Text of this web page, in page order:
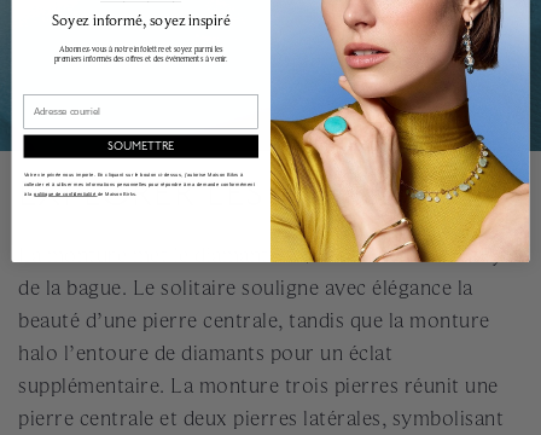
EXPLORER LES MONTURES
La monture met le diamant en valeur et définit le style
de la bague. Le solitaire souligne avec élégance la
beauté d’une pierre centrale, tandis que la monture
halo l’entoure de diamants pour un éclat
supplémentaire. La monture trois pierres réunit une
pierre centrale et deux pierres latérales, symbolisant
Soyez informé, soyez inspiré
Abonnez-vous à notre infolettre et soyez parmi les
premiers informés des offres et des événements à venir.
SOUMETTRE
Votre vie privée nous importe. En cliquant sur le bouton ci-dessus, j'autorise Maison Bikrs à
collecter et à utiliser mes informations personnelles pour répondre à ma demande conformément
à lapolitique de confidentialité de Maison Birks.